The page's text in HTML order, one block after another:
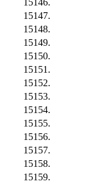
15147.
15148.
15149.
15150.
15151.
15152.
15153.
15154.
15155.
15156.
15157.
15158.
15159.